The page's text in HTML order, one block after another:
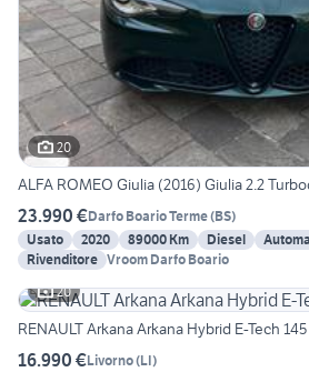
20
ALFA ROMEO Giulia (2016) Giulia 2.2
23.990 €Darfo Boario Terme(BS)
Usato
2020 89000 Km Diesel
Rivenditore Vroom Darfo Boario
20
RENAULT Arkana Arkana Hybrid E-Tech 145
16.990 €Livorno(LI)